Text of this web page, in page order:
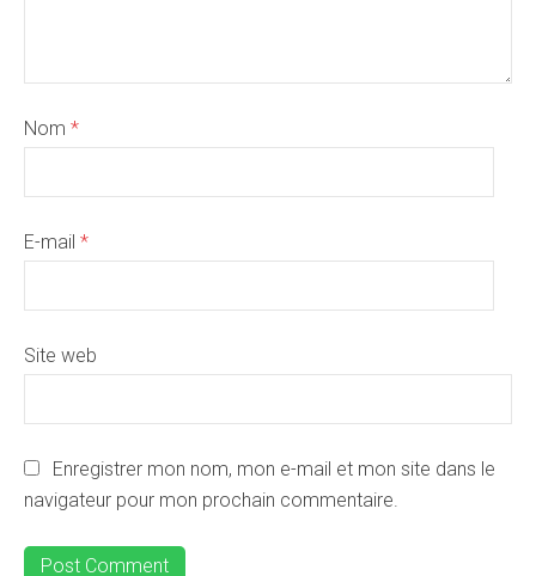
Nom *
E-mail *
Site web
Enregistrer mon nom, mon e-mail et mon site dans le
navigateur pour mon prochain commentaire.